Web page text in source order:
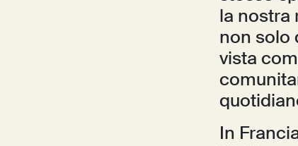
la nostra
non solo
vista
In